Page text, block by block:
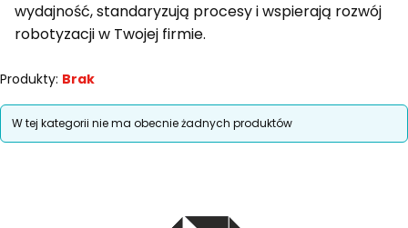
wydajność, standaryzują procesy i wspierają rozwój
robotyzacji w Twojej firmie.
Produkty: Brak
Lista produktów
W tej kategorii nie ma obecnie żadnych produktów